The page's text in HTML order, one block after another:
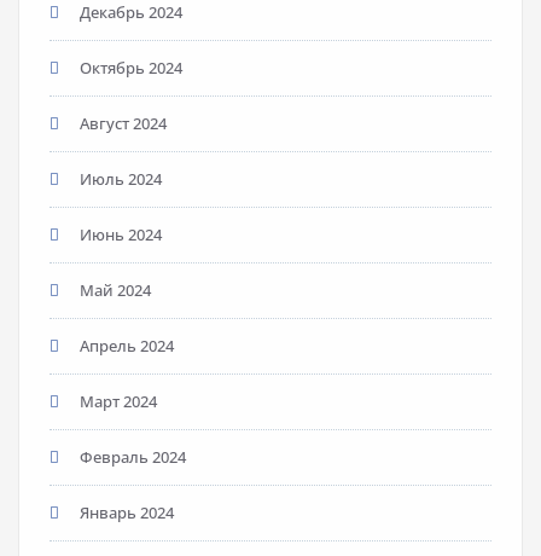
Декабрь 2024
Октябрь 2024
Август 2024
Июль 2024
Июнь 2024
Май 2024
Апрель 2024
Март 2024
Февраль 2024
Январь 2024